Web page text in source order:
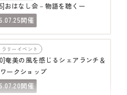
おはなし会－物語を聴くー
07.25開催
ラリーイベント
奄美の風を感じるシェアランチ＆
ークショップ
07.20開催